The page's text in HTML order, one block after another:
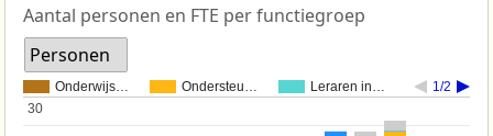
Aantal personen en FTE per functiegroep
Personen
Onderwijs… Ondersteu… Leraren in… 1/2
30
30